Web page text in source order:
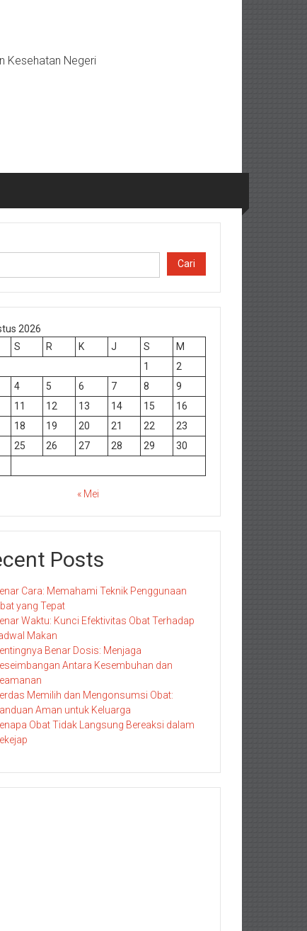
Kesehatan Negeri
Cari
2026
S R K J S
M
1
2
4 5 6 7 8
9
11 12 13 14 15
16
18 19 20 21 22
23
25 26 27 28 29
30
« Mei
Posts
Cara: Memahami Teknik Penggunaan
yang Tepat
Waktu: Kunci Efektivitas Obat Terhadap
Makan
Benar Dosis: Menjaga
Antara Kesembuhan dan
Memilih dan Mengonsumsi Obat:
Aman untuk Keluarga
Obat Tidak Langsung Bereaksi dalam